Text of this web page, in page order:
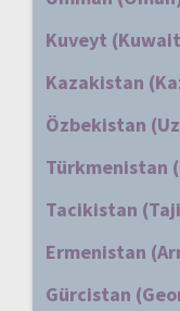
Kuveyt
Kazakistan
Özbekistan
Türkmenistan
Tacikistan
Ermenistan
Gürcistan